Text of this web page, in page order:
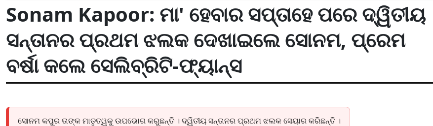
Sonam Kapoor: ମା' ହେବାର ସପ୍ତାହେ ପରେ ଦ୍ୱିତୀୟ
ସନ୍ତାନର ପ୍ରଥମ ଝଲକ ଦେଖାଇଲେ ସୋନମ, ପ୍ରେମ
ବର୍ଷା କଲେ ସେଲିବ୍ରିଟି-ଫ୍ୟାନ୍ସ
ସୋନମ କପୁର ତାଙ୍କ ମାତୃତ୍ୱକୁ ଉପଭୋଗ କରୁଛନ୍ତି । ଦ୍ୱିତୀୟ ସନ୍ତାନର ପ୍ରଥମ ଝଲକ ସେୟାର କରିଛନ୍ତି ।